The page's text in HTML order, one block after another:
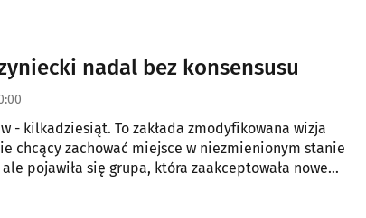
nadal bez konsensusu
- kilkadziesiąt. To zakłada zmodyfikowana wizja
chcący zachować miejsce w niezmienionym stanie
pojawiła się grupa, która zaakceptowała nowe